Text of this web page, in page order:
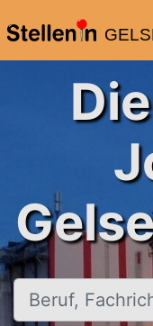
Beruf, Fachrichtung,